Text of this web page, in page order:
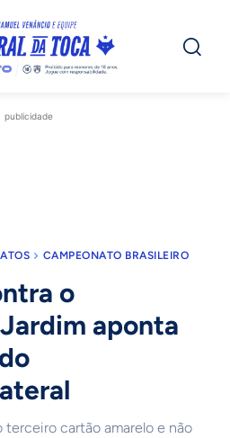
publicidade
CAMPEONATO BRASILEIRO
o
aponta
terceiro cartão amarelo e não